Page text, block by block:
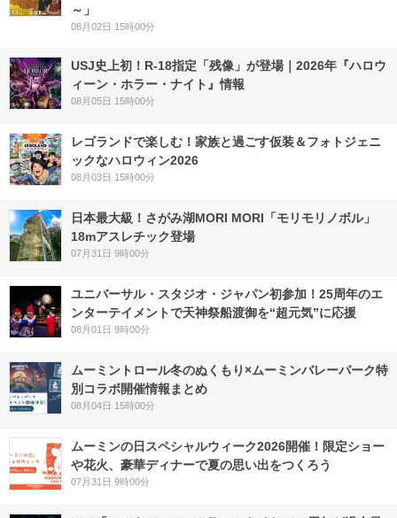
～」
08月02日 15時00分
USJ史上初！R-18指定「残像」が登場｜2026年『ハロウ
ィーン・ホラー・ナイト』情報
08月05日 15時00分
レゴランドで楽しむ！家族と過ごす仮装＆フォトジェニ
ックなハロウィン2026
08月03日 15時00分
日本最大級！さがみ湖MORI MORI「モリモリノボル」
18mアスレチック登場
07月31日 9時00分
ユニバーサル・スタジオ・ジャパン初参加！25周年のエ
ンターテイメントで天神祭船渡御を“超元気”に応援
08月01日 9時00分
ムーミントロール冬のぬくもり×ムーミンバレーパーク特
別コラボ開催情報まとめ
08月04日 15時00分
ムーミンの日スペシャルウィーク2026開催！限定ショー
や花火、豪華ディナーで夏の思い出をつくろう
07月31日 9時00分